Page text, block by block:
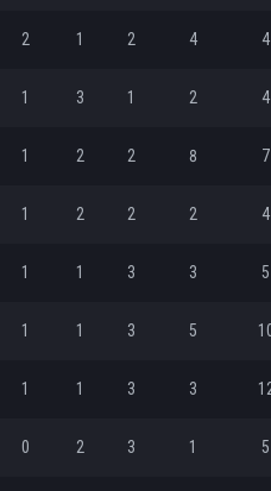
2 1 2 4 4
1 3 1 2 4
1 2 2 8 7
1 2 2 2 4
1 1 3 3 5
1 1 3 5
1 1 3 3
0 2 3 1 5